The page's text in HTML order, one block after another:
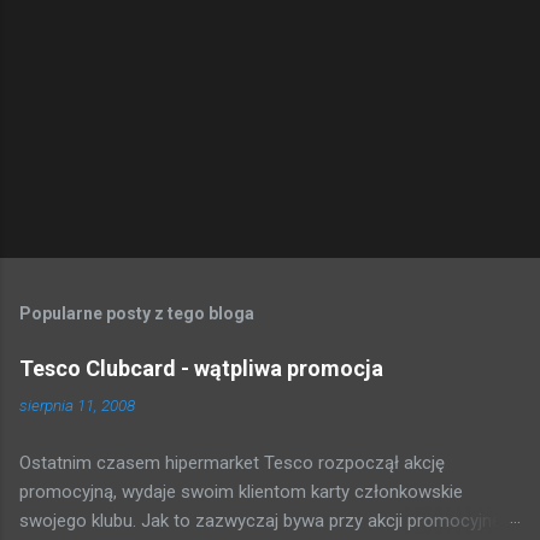
Popularne posty z tego bloga
Tesco Clubcard - wątpliwa promocja
sierpnia 11, 2008
Ostatnim czasem hipermarket Tesco rozpoczął akcję
promocyjną, wydaje swoim klientom karty członkowskie
swojego klubu. Jak to zazwyczaj bywa przy akcji promocyjnej,